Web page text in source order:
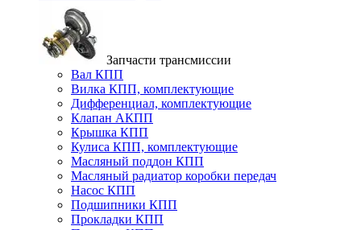
Запчасти трансмиссии
Вал КПП
Вилка КПП, комплектующие
Дифференциал, комплектующие
Клапан АКПП
Крышка КПП
Кулиса КПП, комплектующие
Масляный поддон КПП
Масляный радиатор коробки передач
Насос КПП
Подшипники КПП
Прокладки КПП